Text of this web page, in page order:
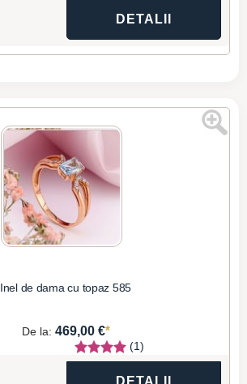
DETALII
Inel de dama cu topaz 585
De la: 469,00 €*
(1)
DETALII